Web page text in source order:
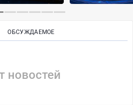
ОБСУЖДАЕМОЕ
новостей